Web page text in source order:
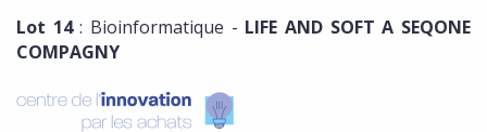
Lot 14: Bioinformatique - LIFE AND SOFT A SEQONE
COMPAGNY